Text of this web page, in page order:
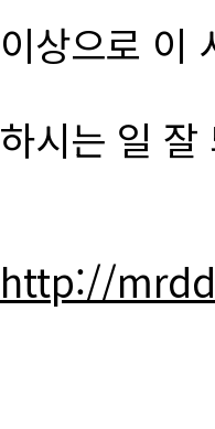
이상으로 이
하시는 일 잘
http://